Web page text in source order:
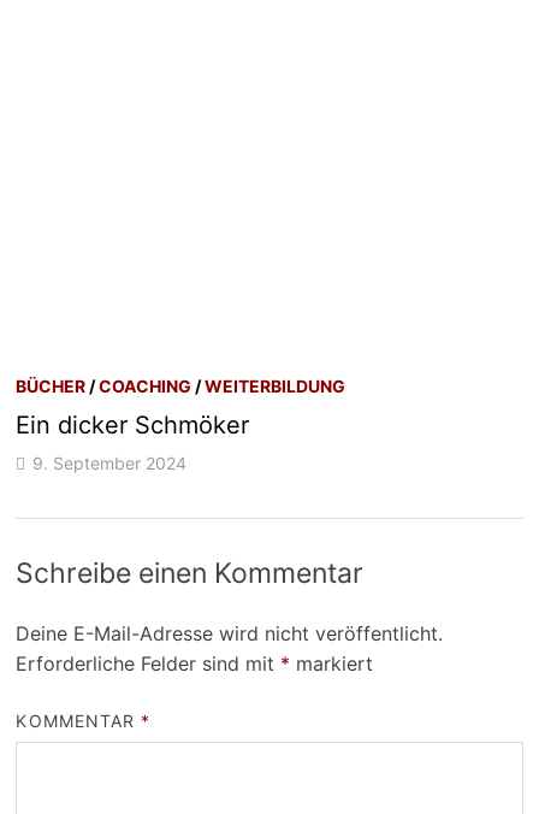
BÜCHER /COACHING /WEITERBILDUNG
Ein dicker Schmöker
9. September 2024
Schreibe einen Kommentar
Deine E-Mail-Adresse wird nicht veröffentlicht.
Erforderliche Felder sind mit * markiert
KOMMENTAR *